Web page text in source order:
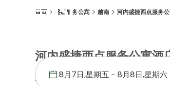
首页 盛捷服务公寓 越南 河内盛捷西点服务
河内盛捷西点服务公寓酒
在一天外出并且探索河内或在办公室